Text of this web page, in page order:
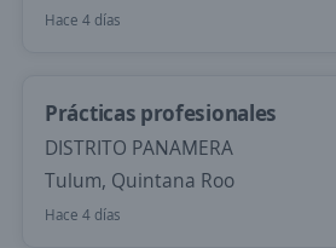
Hace 4 días
Prácticas profesionales
DISTRITO PANAMERA
Tulum, Quintana Roo
Hace 4 días